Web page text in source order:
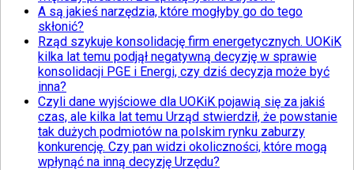
A są jakieś narzędzia, które mogłyby go do tego
skłonić?
Rząd szykuje konsolidację firm energetycznych. UOKiK
kilka lat temu podjął negatywną decyzję w sprawie
konsolidacji PGE i Energi, czy dziś decyzja może być
inna?
Czyli dane wyjściowe dla UOKiK pojawią się za jakiś
czas, ale kilka lat temu Urząd stwierdził, że powstanie
tak dużych podmiotów na polskim rynku zaburzy
konkurencję. Czy pan widzi okoliczności, które mogą
wpłynąć na inną decyzję Urzędu?